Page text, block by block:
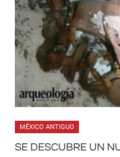
MÉXICO ANTIGUO
SE DESCUBRE UN